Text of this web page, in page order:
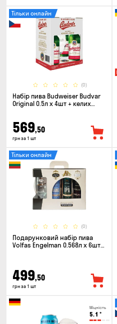
(0)
Тільки онлайн
Набір пива Budweiser Budvar
Original 0.5л х 4шт + келих
569,50
грн за 1 шт
(0)
Тільки онлайн
Подарунковий набір пива
Volfas Engelman 0.568л x 6шт +
499,50
грн за 1 шт
Міцність
5.1 °